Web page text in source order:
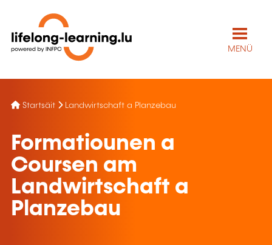
MENÜ
Startsäit Landwirtschaft a Planzebau
Formatiounen a
Coursen am
Landwirtschaft a
Planzebau